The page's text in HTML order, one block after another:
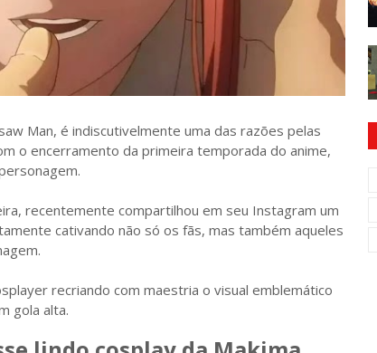
Man, é indiscutivelmente uma das razões pelas
o encerramento da primeira temporada do anime,
recentemente compartilhou em seu Instagram um
cativando não só os fãs, mas também aqueles
recriando com maestria o visual emblemático
gola alta.